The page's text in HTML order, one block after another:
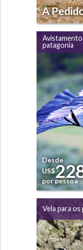
A
patagonia
Desde
US$
por pessoa
Vela para os